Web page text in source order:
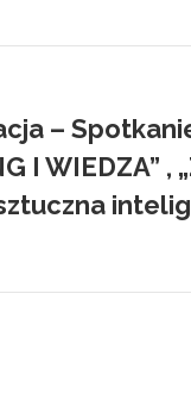
–
I WIEDZA” ,